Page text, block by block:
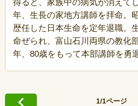
得ると、家族中の病気が消えて
年、生長の家地方講師を拝命。
歴任した日本生命を定年退職。
命ぜられ、富山石川両県の教化
年、80歳をもって本部講師を勇退
1/1ページ